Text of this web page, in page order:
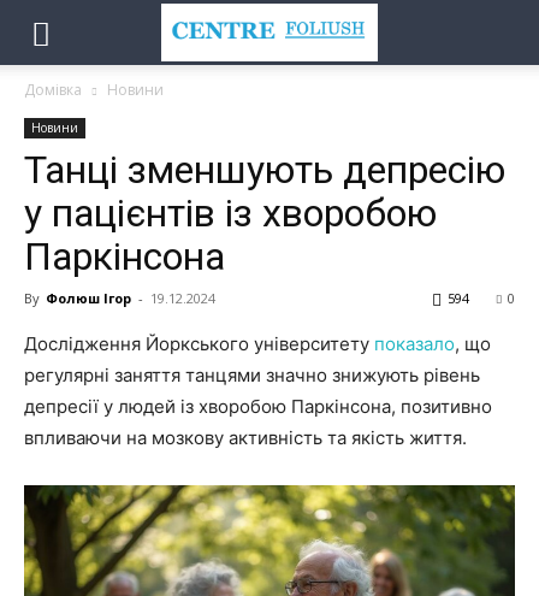
Домівка Новини
Новини
Танці зменшують депресію
у пацієнтів із хворобою
Паркінсона
By Фолюш Ігор - 19.12.2024 0
594
Дослідження Йоркського університету показало, що
регулярні заняття танцями значно знижують рівень
депресії у людей із хворобою Паркінсона, позитивно
впливаючи на мозкову активність та якість життя.